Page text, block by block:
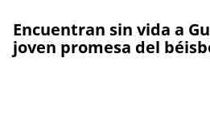
Encuentran sin vida a
joven promesa del